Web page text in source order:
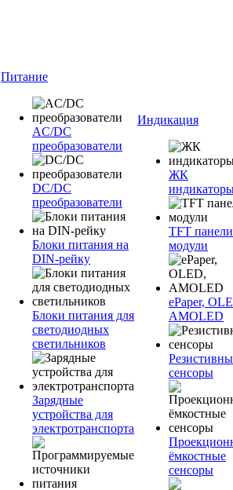
Питание
AC/DC
преобразователи
DC/DC
преобразователи
Блоки питания на
DIN-рейку
Блоки питания для
светодиодных
светильников
Зарядные
устройства для
электротранспорта
Индикация
ЖК
TFT
модули
ePaper,
AMOLED
сенсоры
ёмкостные
сенсоры